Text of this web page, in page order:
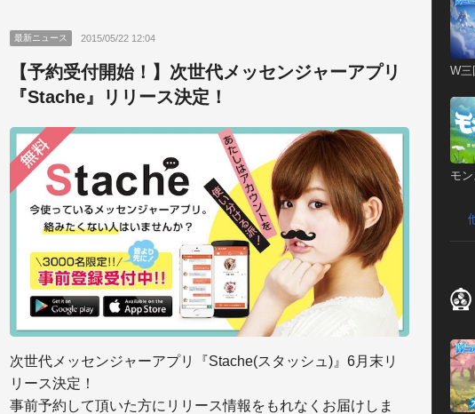
最新ニュース 2015/05/22 12:04
【予約受付開始！】次世代メッセンジャーアプリ
『Stache』リリース決定！
次世代メッセンジャーアプリ『Stache(スタッシュ)』6月末リ
リース決定！
事前予約して頂いた方にリリース情報をもれなくお届けしま
W三
モ